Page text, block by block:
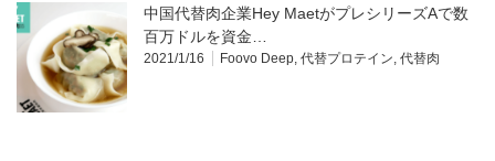
中国代替肉企業Hey MaetがプレシリーズAで数
百万ドルを資金…
2021/1/16 Foovo Deep, 代替プロテイン, 代替肉